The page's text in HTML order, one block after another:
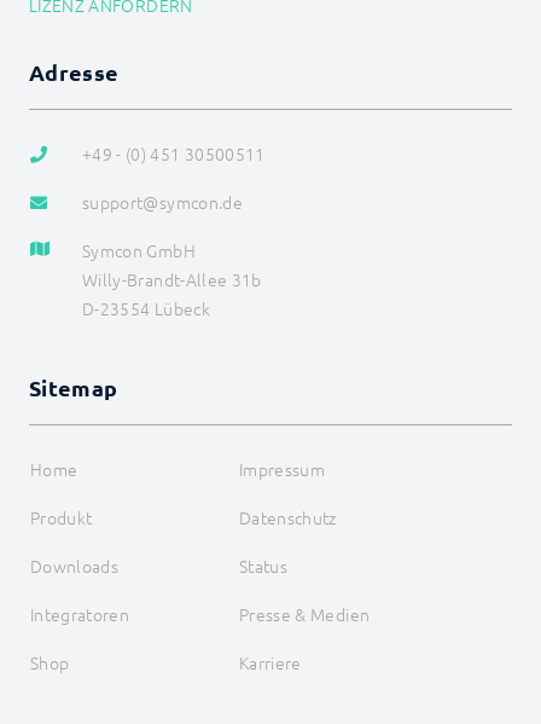
LCN_FlipRelay
LCN_LockTargetValue
LCN_RampStop
LCN_RemoveGroup
LCN_RequestRead
LCN_RequestThresholds
LCN_SaveScene
LCN_SelectSceneRegister
LCN_SetIntensity
LCN_SetLamp
LCN_SetRGBW
LCN_ShiftTargetValue
LCN_ShutterMoveDown
LCN_ShutterStop
LCN_StopFlicker
LIZENZ ANFORDERN
Adresse
+49 - (0) 451 30500511
support@symcon.de
Symcon GmbH
Willy-Brandt-Allee 31b
D-23554 Lübeck
Sitemap
Home
Impressum
Produkt
Datenschutz
Downloads
Status
Integratoren
Presse & Medien
Shop
Karriere